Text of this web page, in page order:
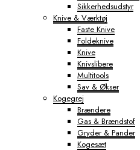
Sikkerhedsudstyr
Knive & Værktøj
Faste Knive
Foldeknive
Knive
Knivslibere
Multitools
Sav & Økser
Kogegrej
Brændere
Gas & Brændstof
Gryder & Pander
Kogesæt